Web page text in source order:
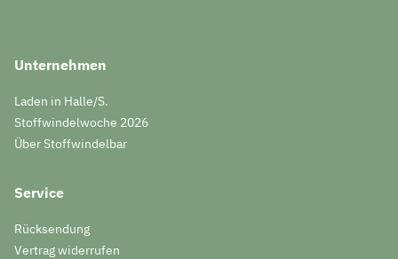
Unternehmen
Laden in Halle/S.
Stoffwindelwoche 2026
Über Stoffwindelbar
Service
Rücksendung
Vertrag widerrufen